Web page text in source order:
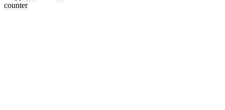
counter